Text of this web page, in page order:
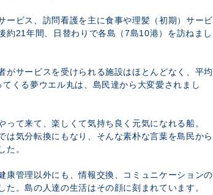
ービス、訪問看護を主に食事や理髪（初期）サービ
約21年間、日替わりで各島（7島10港）を訪ねまし
がサービスを受けられる施設はほとんどなく、平均
てくる夢ウエル丸は、島民達から大変愛されまし
って来て、楽しくて気持ち良く元気になれる船。
は気分転換にもなり、そんな素朴な言葉を島民から
た。
康管理以外にも、情報交換、コミュニケーションの
た。島の人達の生活はその顔に刻まれています。